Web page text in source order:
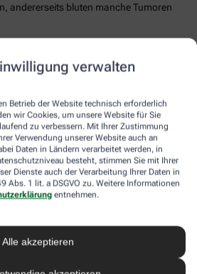
verwalten
Betrieb der Website technisch erforderlich
wir Cookies, um unsere Website für Sie
zu verbessern. Mit Ihrer Zustimmung
Verwendung unserer Website auch an
Daten in Ländern verarbeitet werden, in
besteht, stimmen Sie mit Ihrer
Dienste auch der Verarbeitung Ihrer Daten in
Abs. 1 lit. a DSGVO zu. Weitere Informationen
entnehmen.
Alle akzeptieren
andererseits bluten manche Tumoren
früher zur Darmspiegelung gehen!
mit Ihrem Arzt oder Ihrer Ärztin. Als
vor dem Erkrankungsalter der
sollte. Viele Krankenkassen
mit erhöhtem Darmkrebsrisiko meist
Darmkrebsvorsorge, obwohl
Darmkrebsvorsorge hinausgeht.
wie etwa die
computertomographische